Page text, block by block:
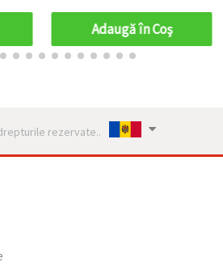
Adaugă în Coş
rezervate..